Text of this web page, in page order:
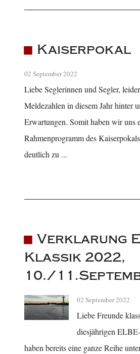
Kaiserpokal
02 September 2022
Liebe Seglerinnen und Segler,
Meldezahlen in diesem Jahr hinter
Erwartungen. Somit haben wir uns
Rahmenprogramm des
deutlich zu ...
Verklarung
Klassik 2022,
10./
02 September 2022
Liebe Freunde
diesjährigen
haben bereits eine ganze Reihe